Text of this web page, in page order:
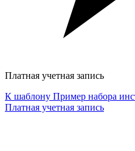
Платная учетная запись
К шаблону Пример набора
Платная учетная запись